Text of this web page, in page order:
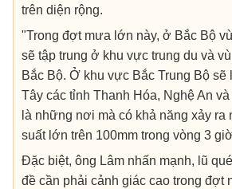
trên diện rộng.
"Trong đợt mưa lớn này, ở Bắc Bộ
sẽ tập trung ở khu vực trung du và
Bắc Bộ. Ở khu vực Bắc Trung Bộ sẽ
Tây các tỉnh Thanh Hóa, Nghệ An
là những nơi mà có khả năng xảy
suất lớn trên 100mm trong vòng 3
Đặc biệt, ông Lâm nhấn mạnh, lũ
đề cần phải cảnh giác cao trong đợt